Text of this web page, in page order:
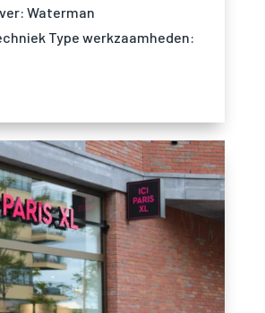
Waterman
Type werkzaamheden: